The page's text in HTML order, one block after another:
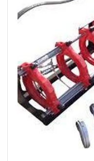
fundamental contar
reconhecida, como a
DPS é uma empresa
equipamentos,
serviços de soldagem
todos os
assegurando os
quem adquire os
uma escolha assertiva
Além de contar com
empresa oferece
auxiliando na escolha
melhor atendem às